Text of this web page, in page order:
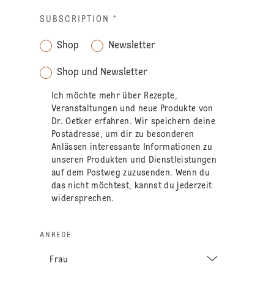
SUBSCRIPTION *
Shop Newsletter
Shop und Newsletter
Ich möchte mehr über Rezepte,
Veranstaltungen und neue Produkte von
Dr. Oetker erfahren. Wir speichern deine
Postadresse, um dir zu besonderen
Anlässen interessante Informationen zu
unseren Produkten und Dienstleistungen
auf dem Postweg zuzusenden. Wenn du
das nicht möchtest, kannst du jederzeit
widersprechen.
ANREDE